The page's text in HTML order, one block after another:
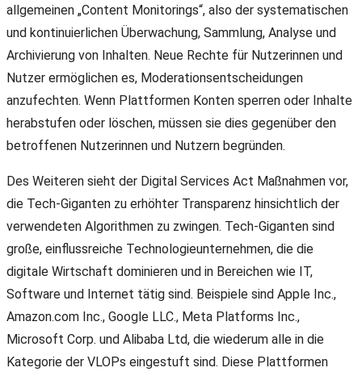
allgemeinen „Content Monitorings“, also der systematischen
und kontinuierlichen Überwachung, Sammlung, Analyse und
Archivierung von Inhalten. Neue Rechte für Nutzerinnen und
Nutzer ermöglichen es, Moderationsentscheidungen
anzufechten. Wenn Plattformen Konten sperren oder Inhalte
herabstufen oder löschen, müssen sie dies gegenüber den
betroffenen Nutzerinnen und Nutzern begründen.
Des Weiteren sieht der Digital Services Act Maßnahmen vor,
die Tech-Giganten zu erhöhter Transparenz hinsichtlich der
verwendeten Algorithmen zu zwingen. Tech-Giganten sind
große, einflussreiche Technologieunternehmen, die die
digitale Wirtschaft dominieren und in Bereichen wie IT,
Software und Internet tätig sind. Beispiele sind Apple Inc.,
Amazon.com Inc., Google LLC., Meta Platforms Inc.,
Microsoft Corp. und Alibaba Ltd, die wiederum alle in die
Kategorie der VLOPs eingestuft sind. Diese Plattformen